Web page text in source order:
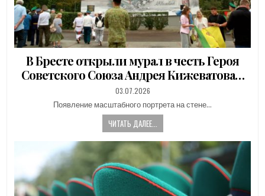
В Бресте открыли мурал в честь Героя
Советского Союза Андрея Кижеватова…
PUBLISHED
03.07.2026
Появление масштабного портрета на стене…
ЧИТАТЬ ДАЛЕЕ...